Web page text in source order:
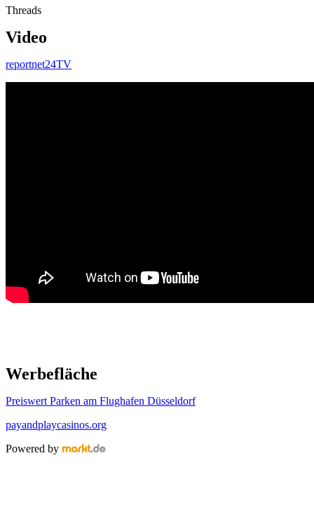
Threads
Video
reportnet24TV
Werbefläche
Preiswert Parken am Flughafen Düsseldorf
payandplaycasinos.org
Powered by